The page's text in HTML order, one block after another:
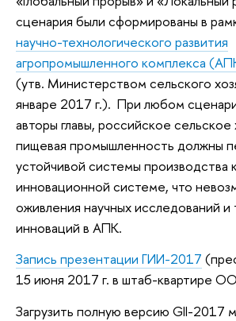
сценария были сформированы в
научно-технологического развития
агропромышленного комплекса
(утв. Министерством сельского
январе 2017 г.). При любом
авторы главы, российское сельское
пищевая промышленность должны
устойчивой системы производства
инновационной системе, что
оживления научных исследований и
инноваций в АПК.
Запись презентации ГИИ-2017
15 июня 2017 г. в штаб-квартире
Загрузить полную версию GII-2017